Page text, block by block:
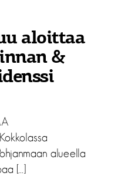
aloittaa
&
alueella
[…]